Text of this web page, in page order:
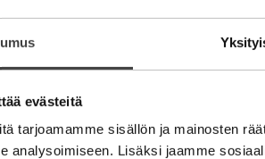
evästeitä
tarjoamamme sisällön ja mainosten
analysoimiseen. Lisäksi jaamme